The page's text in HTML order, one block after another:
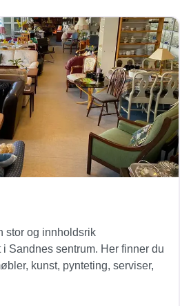
stor og innholdsrik
Sandnes sentrum. Her finner du
kunst, pynteting, serviser,